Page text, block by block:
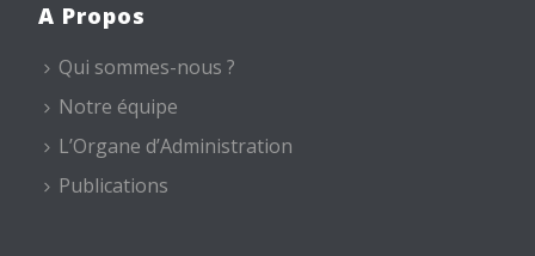
A Propos
Qui sommes-nous ?
Notre équipe
L’Organe d’Administration
Publications